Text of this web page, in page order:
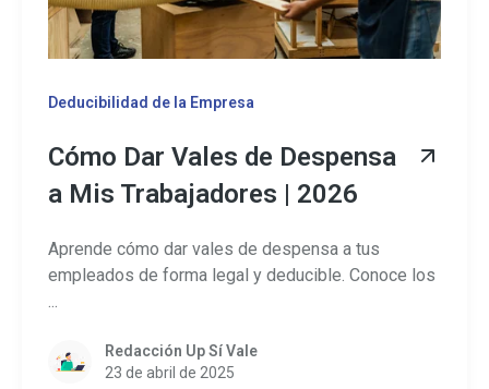
Deducibilidad de la Empresa
Cómo Dar Vales de Despensa
a Mis Trabajadores | 2026
Aprende cómo dar vales de despensa a tus
empleados de forma legal y deducible. Conoce los
...
Redacción Up Sí Vale
23 de abril de 2025